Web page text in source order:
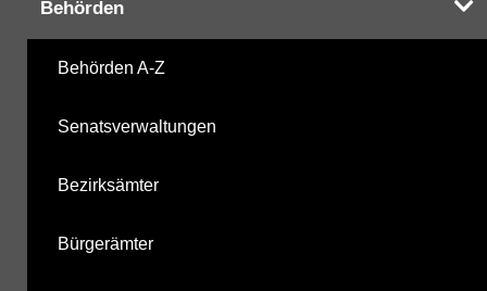
Behörden
Behörden A-Z
Senatsverwaltungen
Bezirksämter
Bürgerämter